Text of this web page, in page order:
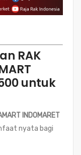
RAK
untuk
INDOMARET
nyata bagi